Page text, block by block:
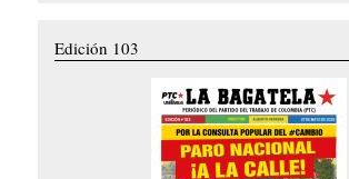
Edición 103